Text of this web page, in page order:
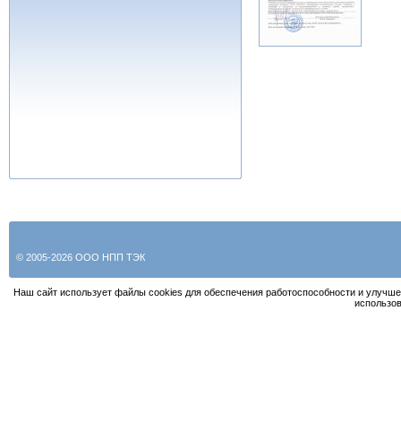
© 2005-2026 ООО НПП ТЭК
Наш сайт использует файлы cookies для обеспечения работоспособности и